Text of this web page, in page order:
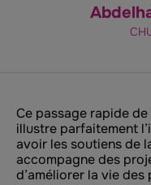
Ce passage rapide
illustre parfaitement
avoir les soutiens de
accompagne des
d’améliorer la vie des